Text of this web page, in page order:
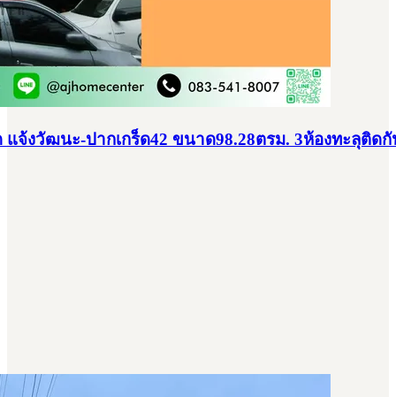
จ้งวัฒนะ-ปากเกร็ด42 ขนาด98.28ตรม. 3ห้องทะลุติด